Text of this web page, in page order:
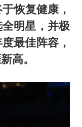
恢复健康，
明星，并极
最佳阵容，
高。